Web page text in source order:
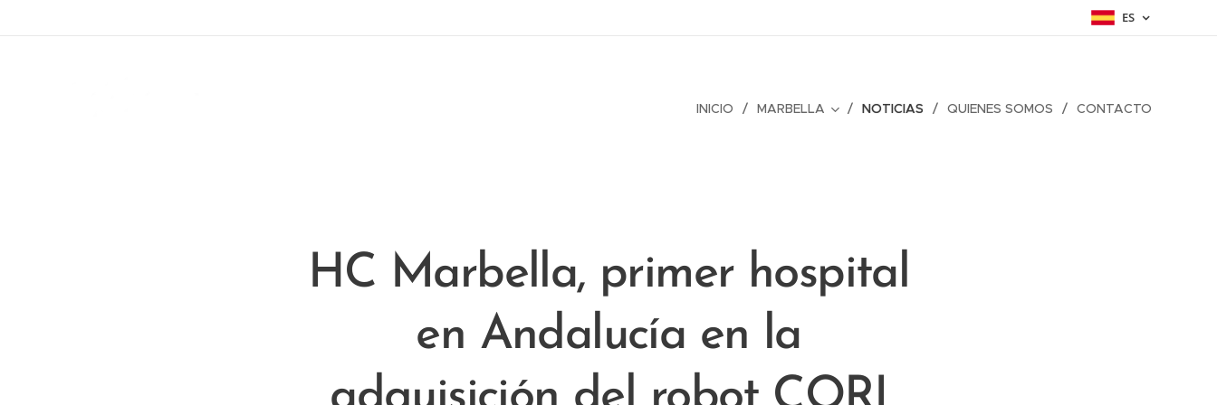
ES
INICIO MARBELLA NOTICIAS QUIENES SOMOS CONTACTO
HC Marbella, primer hospital
en Andalucía en la